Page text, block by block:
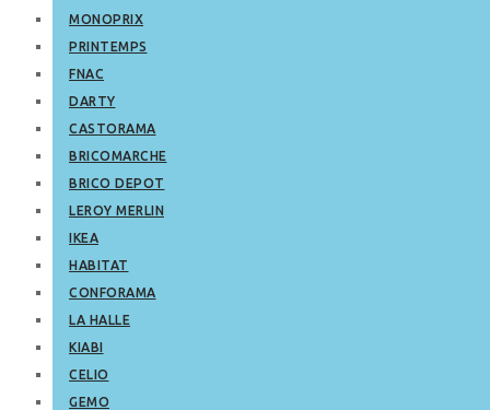
MONOPRIX
PRINTEMPS
FNAC
DARTY
CASTORAMA
BRICOMARCHE
BRICO DEPOT
LEROY MERLIN
IKEA
HABITAT
CONFORAMA
LA HALLE
KIABI
CELIO
GEMO